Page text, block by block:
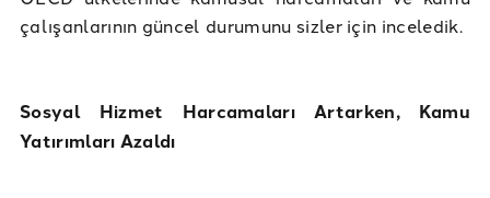
çalışanlarının güncel durumunu sizler için inceledik.
Sosyal Hizmet Harcamaları Artarken, Kamu
Yatırımları Azaldı